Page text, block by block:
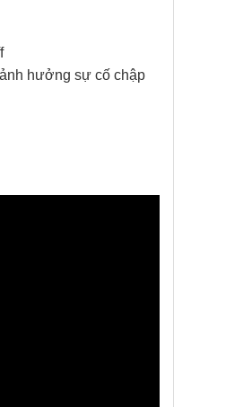
hưởng sự cố chập